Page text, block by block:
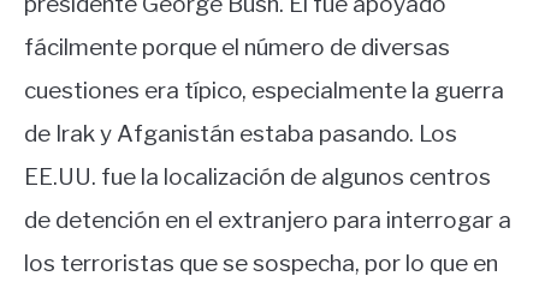
fácilmente porque el número de diversas
cuestiones era típico, especialmente la guerra
de Irak y Afganistán estaba pasando. Los
EE.UU. fue la localización de algunos centros
de detención en el extranjero para interrogar a
los terroristas que se sospecha, por lo que en